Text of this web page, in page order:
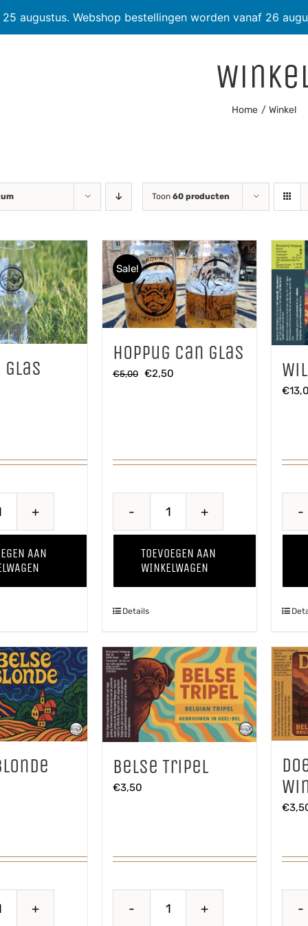
augustus. Webshop bestellingen worden vanaf 26
Home Winkel
Toon 60 producten
Glas
AAN
Sale!
Hoppug Can glas
€5,00 Oorspronkelijke
€2,50
glas
TOEVOEGEN AAN
WINKELWAGEN
Details
€
Belse Tripel
€3,50
€